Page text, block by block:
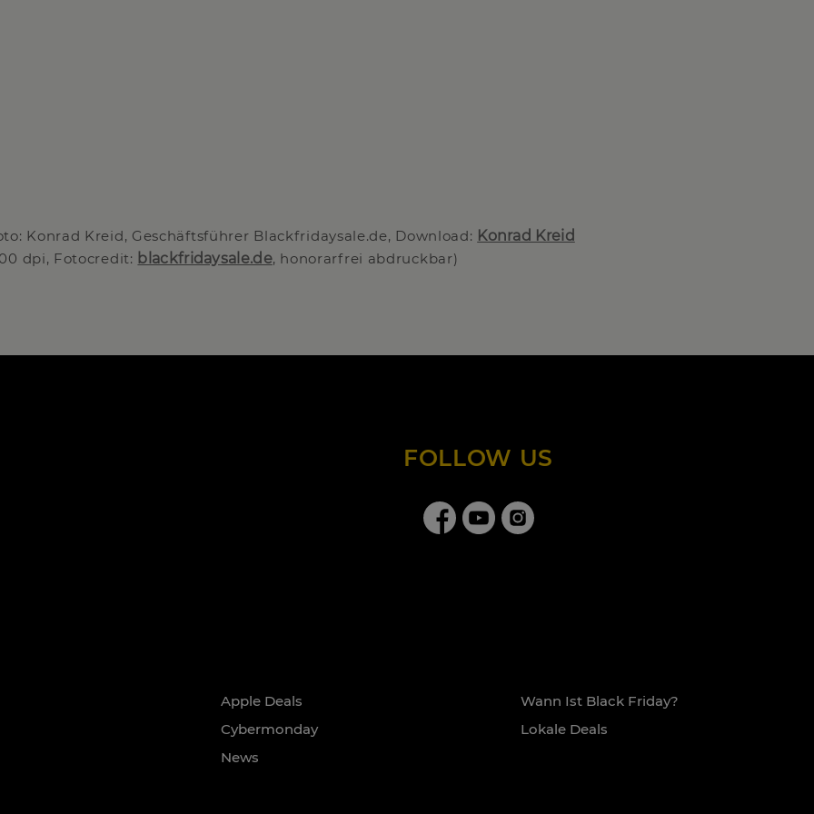
Konrad Kreid, Geschäftsführer Blackfridaysale.de, Download: Konrad Kreid
dpi, Fotocredit: blackfridaysale.de, honorarfrei abdruckbar)
FOLLOW US
Apple Deals
Cybermonday
News
Wann Ist Black Friday?
Lokale Deals